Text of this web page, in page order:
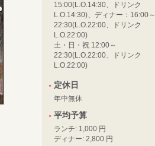
15:00(L.O.14:30、ドリンク
L.O.14:30)、ディナー：16:00～
22:30(L.O.22:00、ドリンク
L.O.22:00)
土・日・祝 12:00～
22:30(L.O.22:00、ドリンク
L.O.22:00)
定休日
年中無休
平均予算
ランチ: 1,000 円
ディナー: 2,800 円